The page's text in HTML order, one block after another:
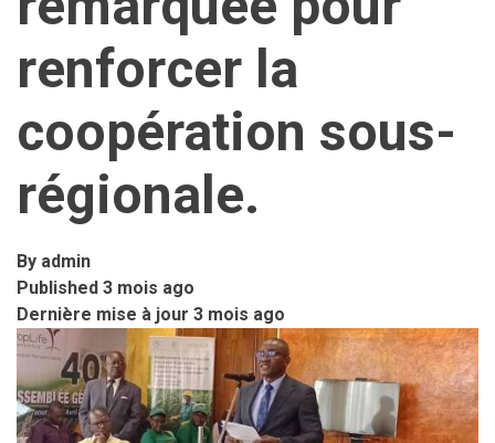
renforcer la
coopération sous-
régionale.
By admin
Published 3 mois ago
Dernière mise à jour 3 mois ago